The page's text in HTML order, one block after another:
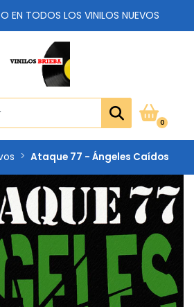
EN TODOS LOS VINILOS NUEVOS
0
Ataque 77 - Ángeles Caídos